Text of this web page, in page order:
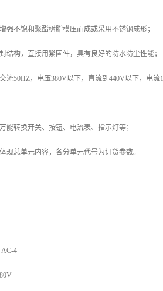
强不饱和聚酯树脂模压而成或采用不锈钢成形；
结构，直接用紧固件，具有良好的防水防尘性能；
流50HZ，电压380V以下，直流到440V以下，电
能转换开关、按钮、电流表、指示灯等；
现总单元内容，各分单元代号为订货参数。
4